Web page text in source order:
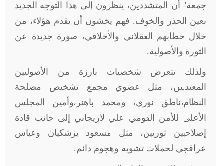
جمعة" أن المتشددين، ينظرون إلى هذا التوجه الجديد
بعين الحذر والخوف. فهم يخشون أن يقدم هؤلاء، من
خلال خطابهم العقلاني والأخلاقي، صورة جديدة عن
الثورة والأصولية.
ولذلك تتعرض شخصيات بارزة من الأصوليين
المعتدلين، مثل عضوي مجمع تشخيص مصلحة
النظام،ناطق نوري، ومحمد باهنر،وأمين المجلس
الأعلى للأمن القومي علي لاريجاني إلى جانب قادة
إصلاحيين ثوريين، مثل مسعود بزشكيان وعباس
عراقجي لحملات تشويه وهجوم دائم.